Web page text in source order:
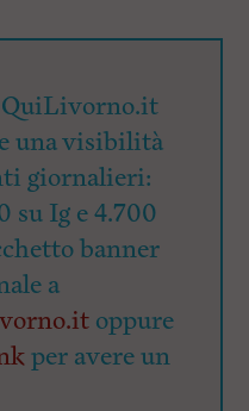
QuiLivorno.it
una visibilità
giornalieri:
su Ig e 4.700
banner
a
oppure
per avere un